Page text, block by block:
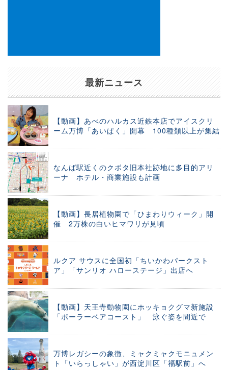
最新ニュース
【動画】あべのハルカス近鉄本店でアイスクリ
ーム万博「あいぱく」開幕 100種類以上が集結
なんば駅近くのクボタ旧本社跡地に多目的アリ
ーナ ホテル・商業施設も計画
【動画】長居植物園で「ひまわりウィーク」開
催 2万株の白いヒマワリが見頃
ルクア サウスに全国初「ちいかわパークスト
ア」「サンリオ ハローステージ」出店へ
【動画】天王寺動物園にホッキョクグマ新施設
「ポーラーベアコースト」 泳ぐ姿を間近で
万博レガシーの象徴、ミャクミャクモニュメン
ト「いらっしゃい」が西淀川区「福駅前」へ